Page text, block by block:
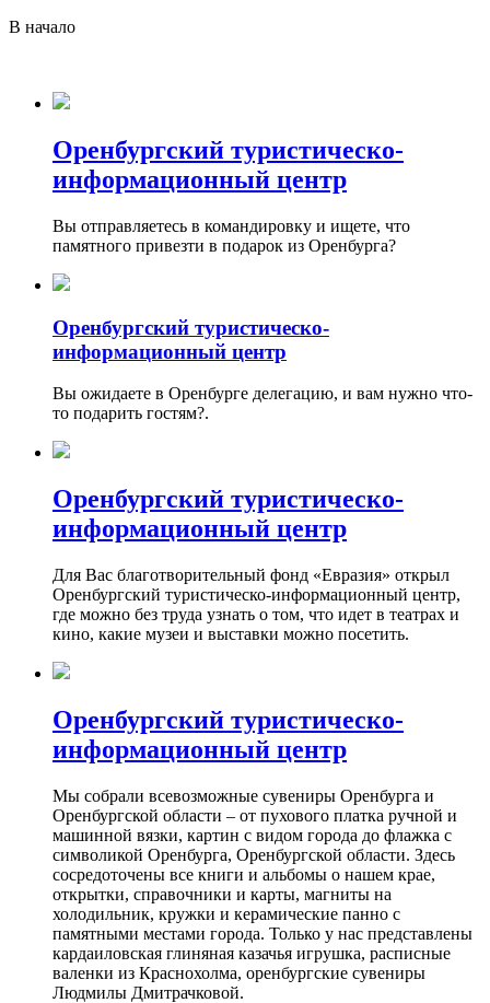
В начало
Оренбургский туристическо-
информационный центр
Вы отправляетесь в командировку и ищете, что
памятного привезти в подарок из Оренбурга?
Оренбургский туристическо-
информационный центр
Вы ожидаете в Оренбурге делегацию, и вам нужно что-
то подарить гостям?.
Оренбургский туристическо-
информационный центр
Для Вас благотворительный фонд «Евразия» открыл
Оренбургский туристическо-информационный центр,
где можно без труда узнать о том, что идет в театрах и
кино, какие музеи и выставки можно посетить.
Оренбургский туристическо-
информационный центр
Мы собрали всевозможные сувениры Оренбурга и
Оренбургской области – от пухового платка ручной и
машинной вязки, картин с видом города до флажка с
символикой Оренбурга, Оренбургской области. Здесь
сосредоточены все книги и альбомы о нашем крае,
открытки, справочники и карты, магниты на
холодильник, кружки и керамические панно с
памятными местами города. Только у нас представлены
кардаиловская глиняная казачья игрушка, расписные
валенки из Краснохолма, оренбургские сувениры
Людмилы Дмитрачковой.